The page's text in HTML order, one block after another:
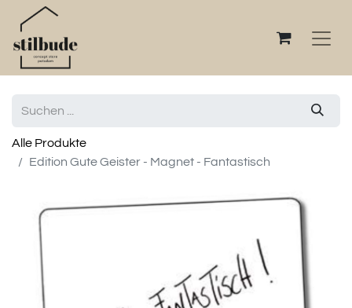
Alle Produkte
Edition Gute Geister - Magnet - Fantastisch